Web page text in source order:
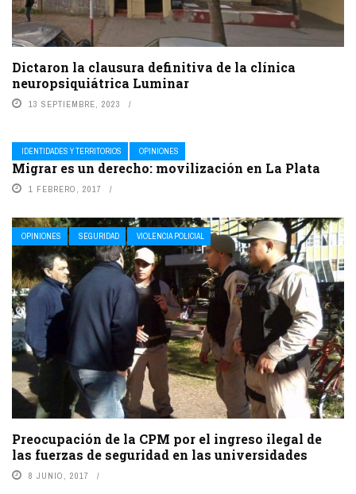
Dictaron la clausura definitiva de la clínica
neuropsiquiátrica Luminar
13 SEPTIEMBRE, 2023
IDENTIDADES Y TERRITORIOS OPINIONES
Migrar es un derecho: movilización en La Plata
1 FEBRERO, 2017
OPINIONES SEGURIDAD VIOLENCIA POLICIAL
Preocupación de la CPM por el ingreso ilegal de
las fuerzas de seguridad en las universidades
8 JUNIO, 2017